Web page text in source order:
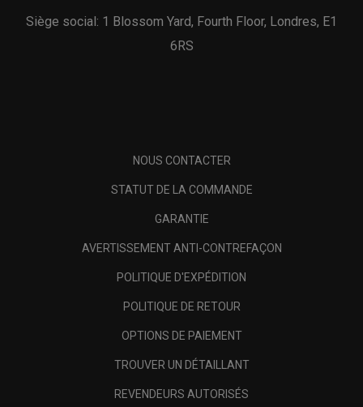
Siège social: 1 Blossom Yard, Fourth Floor, Londres, E1
6RS
NOUS CONTACTER
STATUT DE LA COMMANDE
GARANTIE
AVERTISSEMENT ANTI-CONTREFAÇON
POLITIQUE D'EXPÉDITION
POLITIQUE DE RETOUR
OPTIONS DE PAIEMENT
TROUVER UN DÉTAILLANT
REVENDEURS AUTORISÉS